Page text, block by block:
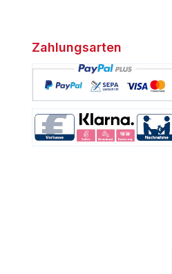
Zahlungsarten